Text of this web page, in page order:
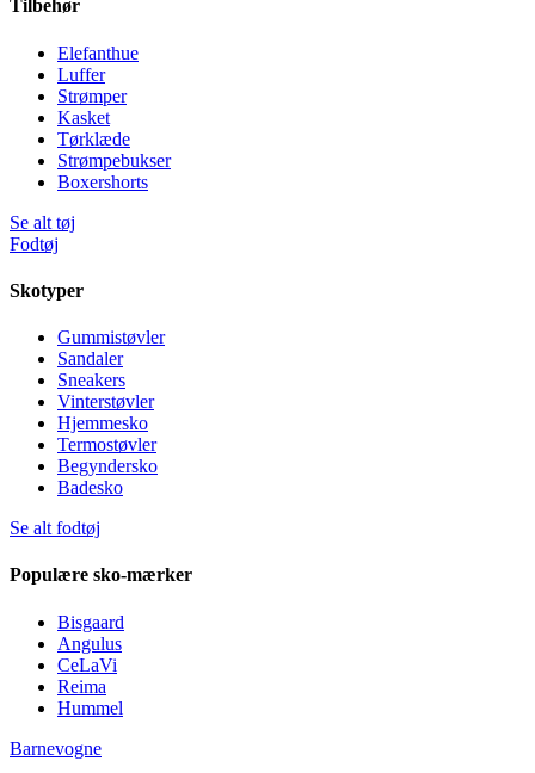
Tilbehør
Elefanthue
Luffer
Strømper
Kasket
Tørklæde
Strømpebukser
Boxershorts
Se alt tøj
Fodtøj
Skotyper
Gummistøvler
Sandaler
Sneakers
Vinterstøvler
Hjemmesko
Termostøvler
Begyndersko
Badesko
Se alt fodtøj
Populære sko-mærker
Bisgaard
Angulus
CeLaVi
Reima
Hummel
Barnevogne